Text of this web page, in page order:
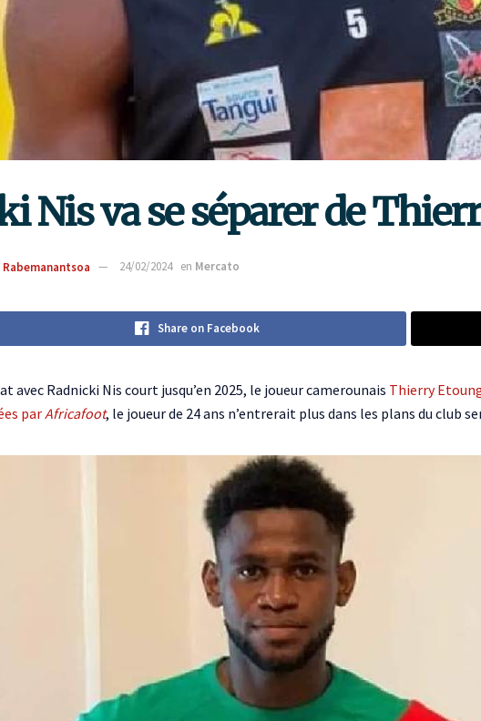
Nis va se séparer de
Rabemanantsoa 24/02/2024 en Mercato
Share on Facebook
avec Radnicki Nis court jusqu’en 2025, le joueur camerounais Thierry
parAfricafoot, le joueur de 24 ans n’entrerait plus dans les plans du club